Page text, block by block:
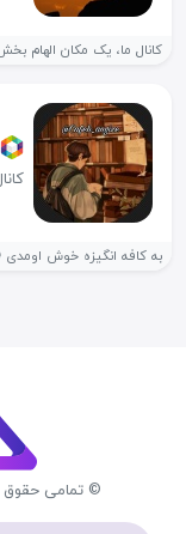
کانال ما، یک مکان الهام
به کافه انگیزه خوش اومدی
© تمامی حقوق